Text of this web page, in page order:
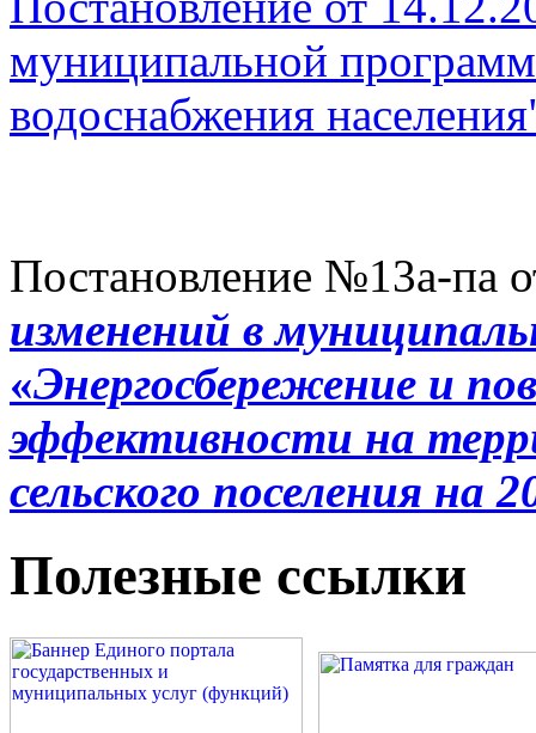
муниципальной
водоснабжения
Постановление №13а-па
изменений в
«Энергосбережение и
эффективности на
сельского поселения на
Полезные ссылки